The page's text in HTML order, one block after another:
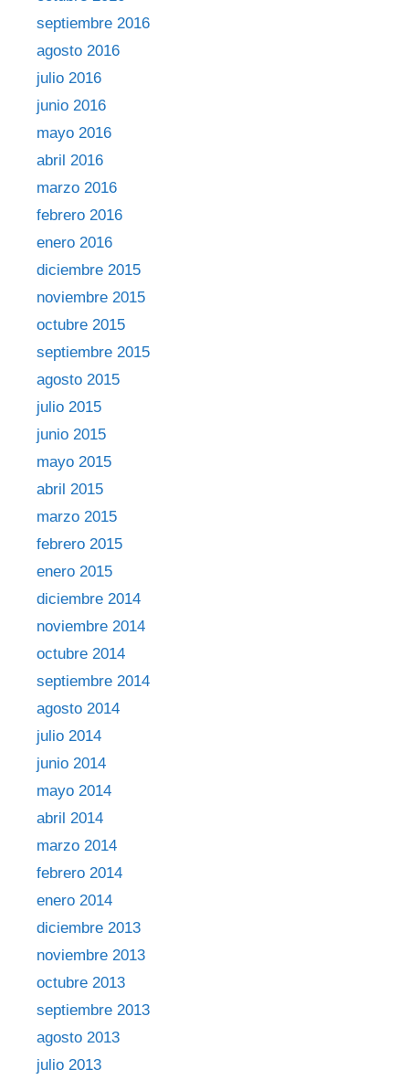
septiembre 2016
agosto 2016
julio 2016
junio 2016
mayo 2016
abril 2016
marzo 2016
febrero 2016
enero 2016
diciembre 2015
noviembre 2015
octubre 2015
septiembre 2015
agosto 2015
julio 2015
junio 2015
mayo 2015
abril 2015
marzo 2015
febrero 2015
enero 2015
diciembre 2014
noviembre 2014
octubre 2014
septiembre 2014
agosto 2014
julio 2014
junio 2014
mayo 2014
abril 2014
marzo 2014
febrero 2014
enero 2014
diciembre 2013
noviembre 2013
octubre 2013
septiembre 2013
agosto 2013
julio 2013